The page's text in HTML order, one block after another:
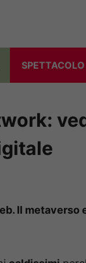
SPETTACOLO
Il metaverso